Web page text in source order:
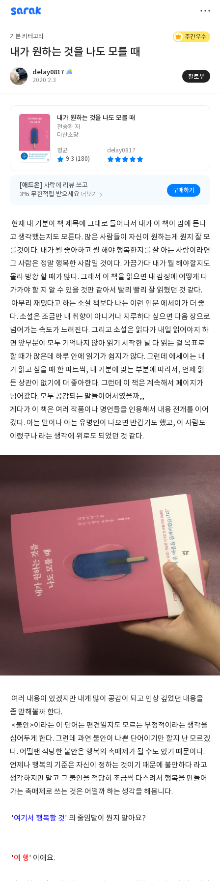
sarak
delay0817
저
장
기본 카테고리 주간우수
내가 원하는 것을 나도 모를 때
delay0817
작
2020.2.3
팔로우
내가 원하는 것을 나도 모를 때
글
쓴
전승환 저
다산초당
평균
9.3 (180)
delay0817
[애드온] 사락에 리뷰 쓰고
3% 무한적립 받으세요 더보기
구매하기
현재 내 기분이 책 제목에 그대로 들어나서 내가 이 책이 맘에 든다
고 생각했는지도 모른다. 많은 사람들이 자신이 원하는게 뭔지 잘 모
를것이다. 내가 뭘 좋아하고 뭘 해야 행복한지를 잘 아는 사람이라면
그 사람은 정말 행복한 사람일 것이다. 가끔가다 내가 뭘 해야할지도
몰라 방황 할 때가 많다. 그래서 이 책을 읽으면 내 감정에 어떻게 다
가가야 할 지 알 수 있을 것만 같아서 빨리 빨리 잘 읽혔던 것 같다.
아무리 재밌다고 하는 소설 책보다 나는 이런 인문 에세이가 더 좋
다. 소설은 조금만 내 취향이 아니거나 지루하다 싶으면 다음 장으로
넘어가는 속도가 느려진다. 그리고 소설은 읽다가 내일 읽어야지 하
면 앞부분이 모두 기억나지 않아 읽기 시작한 날 다 읽는 걸 목표로
할 때가 많은데 하루 안에 읽기가 쉽지가 않다. 그런데 에세이는 내
가 읽고 싶을 때 한 파트씩, 내 기분에 맞는 부분에 따라서, 언제 읽
든 상관이 없기에 더 좋아한다. 그런데 이 책은 계속해서 페이지가
넘어갔다. 모두 공감되는 말들이어서였을까,,
게다가 이 책은 여러 작품이나 명언들을 인용해서 내용 전개를 이어
갔다. 아는 말이나 아는 유명인이 나오면 반갑기도 했고, 이 사람도
이랬구나 라는 생각에 위로도 되었던 것 같다.
여러 내용이 있겠지만 내게 많이 공감이 되고 인상 깊었던 내용을
좀 말해볼까 한다.
<불안>이라는 이 단어는 편견일지도 모르는 부정적이라는 생각을
심어두게 한다. 그런데 과연 불안이 나쁜 단어이기만 할지 난 모르겠
다. 어떨땐 적당한 불안은 행복의 촉매제가 될 수도 있기 때문이다.
언제나 행복의 기준은 자신이 정하는 것이기 때문에 불안하다 라고
생각하지만 말고 그 불안을 적당히 조금씩 다스려서 행복을 만들어
가는 촉매제로 쓰는 것은 어떨까 하는 생각을 해봅니다.
'여기서 행복할 것' 의 줄임말이 뭔지 알아요?
'여 행' 이에요.